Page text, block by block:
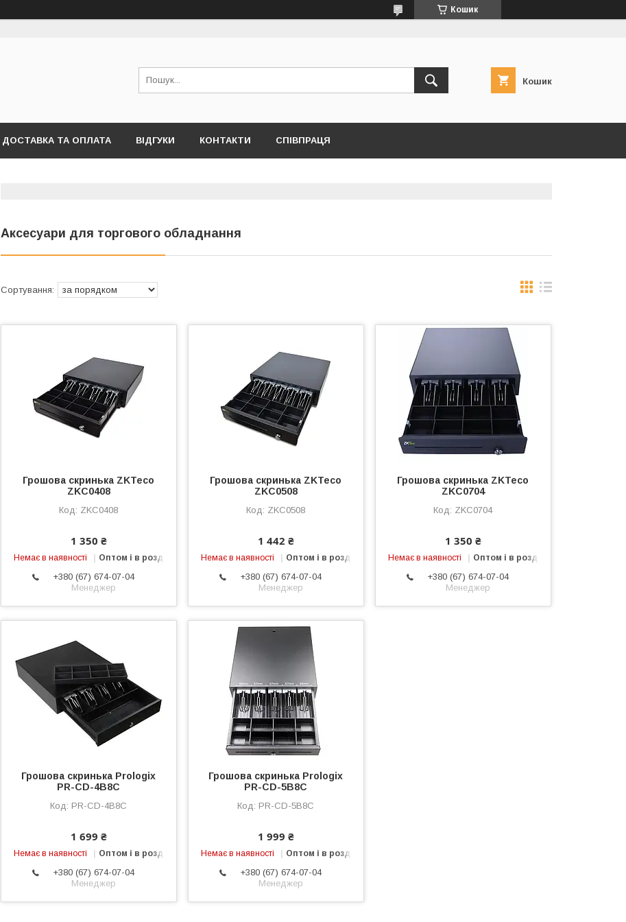
Кошик
Кошик
ДОСТАВКА ТА ОПЛАТА ВІДГУКИ КОНТАКТИ СПІВПРАЦЯ
Аксесуари для торгового обладнання
Грошова скринька ZKTeco
ZKC0408
ZKC0408
1 350 ₴
Немає в наявності Оптом і в роздріб
+380 (67) 674-07-04
Менеджер
Грошова скринька ZKTeco
ZKC0508
ZKC0508
1 442 ₴
Немає в наявності Оптом і в роздріб
+380 (67) 674-07-04
Менеджер
Грошова скринька ZKTeco
ZKC0704
ZKC0704
1 350 ₴
Немає в наявності Оптом і в роздріб
+380 (67) 674-07-04
Менеджер
Грошова скринька Prologix
PR-CD-4B8C
PR-CD-4B8C
1 699 ₴
Немає в наявності Оптом і в роздріб
+380 (67) 674-07-04
Менеджер
Грошова скринька Prologix
PR-CD-5B8C
PR-CD-5B8C
1 999 ₴
Немає в наявності Оптом і в роздріб
+380 (67) 674-07-04
Менеджер